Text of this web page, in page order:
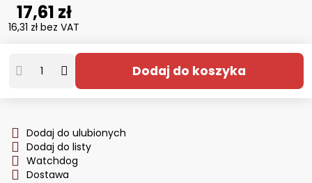
17,61 zł
16,31 zł bez VAT
Dodaj do koszyka
Dodaj do ulubionych
Dodaj do listy
Watchdog
Dostawa